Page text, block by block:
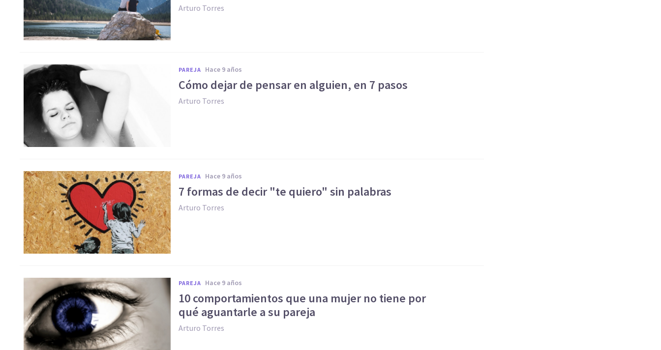
Arturo Torres
PAREJA hace 9 años
Cómo dejar de pensar en alguien, en 7 pasos
Arturo Torres
PAREJA hace 9 años
​7 formas de decir "te quiero" sin palabras
Arturo Torres
PAREJA hace 9 años
​10 comportamientos que una mujer no tiene por
qué aguantarle a su pareja
Arturo Torres